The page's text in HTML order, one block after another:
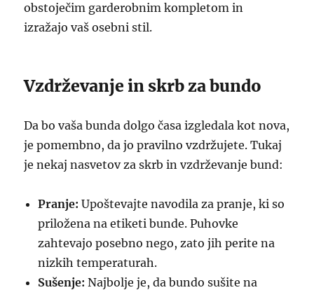
obstoječim garderobnim kompletom in
izražajo vaš osebni stil.
Vzdrževanje in skrb za bundo
Da bo vaša bunda dolgo časa izgledala kot nova,
je pomembno, da jo pravilno vzdržujete. Tukaj
je nekaj nasvetov za skrb in vzdrževanje bund:
Pranje: Upoštevajte navodila za pranje, ki so
priložena na etiketi bunde. Puhovke
zahtevajo posebno nego, zato jih perite na
nizkih temperaturah.
Sušenje: Najbolje je, da bundo sušite na